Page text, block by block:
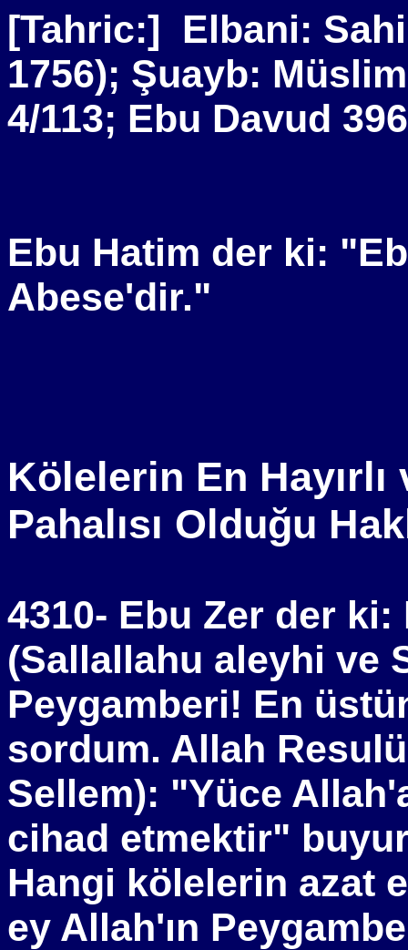
[Tahric:] Elbani:
1756); Şuayb:
4/113; Ebu Davud
Ebu Hatim der ki:
Abese'dir."
Kölelerin En
Pahalısı Olduğu
4310- Ebu Zer der ki:
(Sallallahu aleyhi ve
Peygamberi! En
sordum. Allah
Sellem): "Yüce
cihad etmektir"
Hangi kölelerin azat
ey Allah'ın